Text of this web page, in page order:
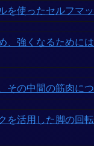
を使ったセルフマ
、強くなるために
その中間の筋肉に
を活用した脚の回